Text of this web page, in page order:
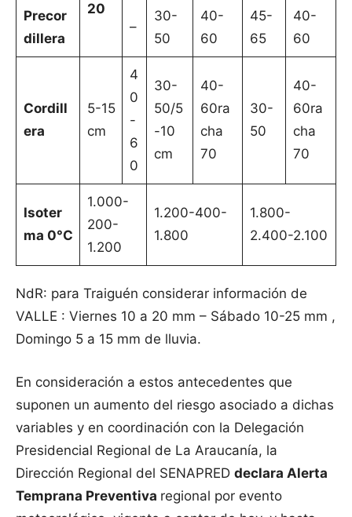
20
Precor
dillera
–
30-
50
40-
60
45-
65
40-
60
Cordill
era
5-15
cm
4
0
-
6
0
30-
50/5
-10
cm
40-
60ra
cha
70
30-
50
40-
60ra
cha
70
Isoter
ma 0°C
1.000-
200-
1.200
1.200-400-
1.800
1.800-
2.400-2.100
NdR: para Traiguén considerar información de
VALLE : Viernes 10 a 20 mm – Sábado 10-25 mm ,
Domingo 5 a 15 mm de lluvia.
En consideración a estos antecedentes que
suponen un aumento del riesgo asociado a dichas
variables y en coordinación con la Delegación
Presidencial Regional de La Araucanía, la
Dirección Regional del SENAPRED declara Alerta
Temprana Preventiva regional por evento